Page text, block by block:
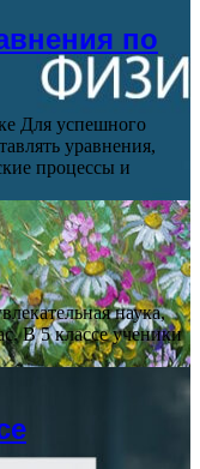
по
Для успешного
уравнения,
процессы и
наука,
В 5 классе ученики